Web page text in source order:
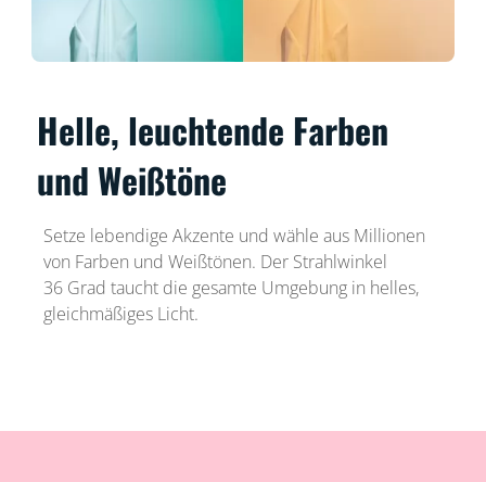
Helle, leuchtende Farben
und Weißtöne
Setze lebendige Akzente und wähle aus Millionen
von Farben und Weißtönen. Der Strahlwinkel
36 Grad taucht die gesamte Umgebung in helles,
gleichmäßiges Licht.